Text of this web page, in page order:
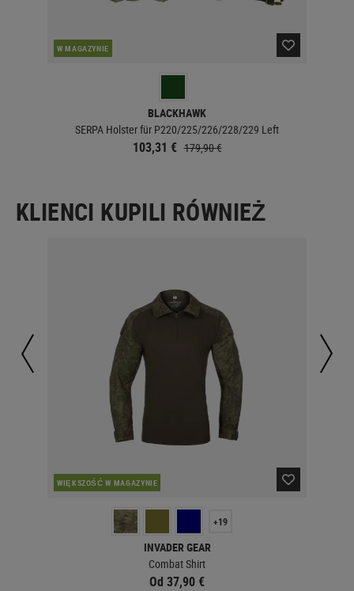
W MAGAZYNIE
BLACKHAWK
SERPA Holster für P220/225/226/228/229 Left
103,31 € 179,90 €
KLIENCI KUPILI RÓWNIEŻ
WIĘKSZOŚĆ W MAGAZYNIE
+19
INVADER GEAR
Combat Shirt
Od 37,90 €